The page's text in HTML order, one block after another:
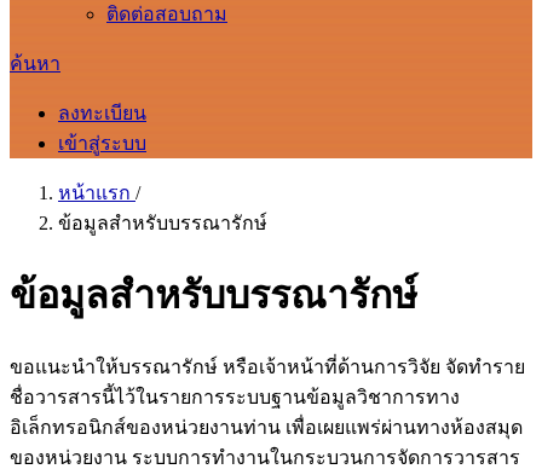
ติดต่อสอบถาม
ค้นหา
ลงทะเบียน
เข้าสู่ระบบ
หน้าแรก /
ข้อมูลสำหรับบรรณารักษ์
ข้อมูลสำหรับบรรณารักษ์
ขอแนะนำให้บรรณารักษ์ หรือเจ้าหน้าที่ด้านการวิจัย จัดทำราย
ชื่อวารสารนี้ไว้ในรายการระบบฐานข้อมูลวิชาการทาง
อิเล็กทรอนิกส์ของหน่วยงานท่าน เพื่อเผยแพร่ผ่านทางห้องสมุด
ของหน่วยงาน ระบบการทำงานในกระบวนการจัดการวารสาร